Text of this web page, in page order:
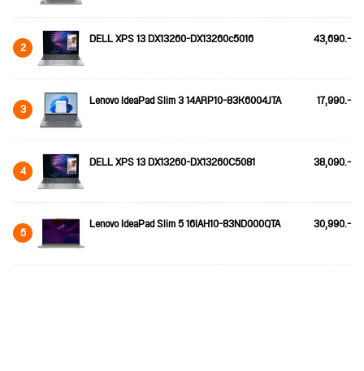
2 DELL XPS 13 DX13260-DX13260c5016 43,690.-
3 Lenovo IdeaPad Slim 3 14ARP10-83K6004JTA 17,990.-
4 DELL XPS 13 DX13260-DX13260C5081 38,090.-
5 Lenovo IdeaPad Slim 5 16IAH10-83ND000QTA 30,990.-